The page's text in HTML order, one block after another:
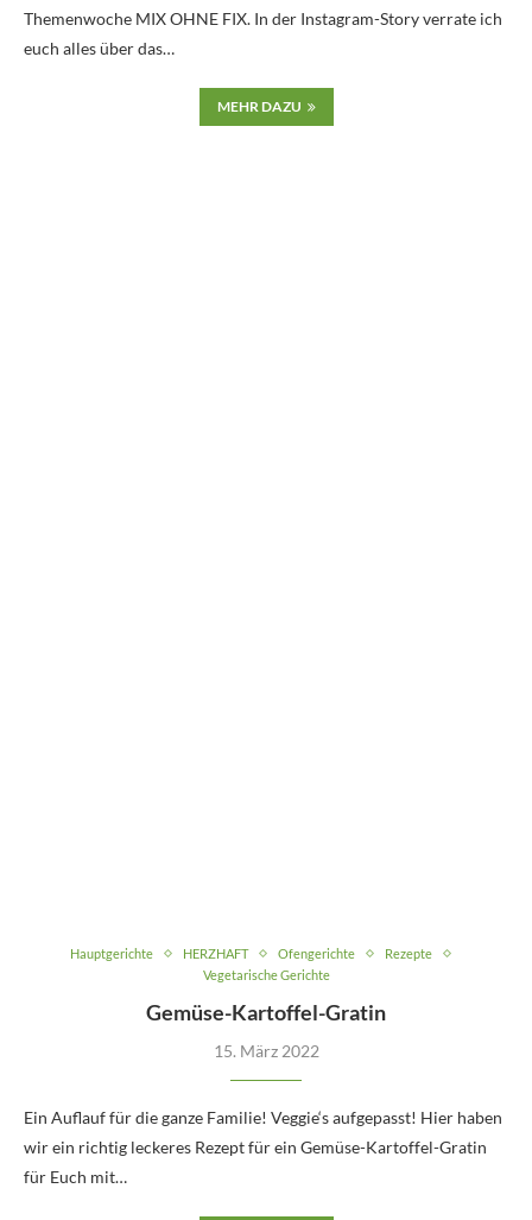
Themenwoche MIX OHNE FIX. In der Instagram-Story verrate ich
euch alles über das…
MEHR DAZU
Hauptgerichte HERZHAFT Ofengerichte
Rezepte
Vegetarische Gerichte
Gemüse-Kartoffel-Gratin
15. März 2022
Ein Auflauf für die ganze Familie! Veggie‘s aufgepasst! Hier haben
wir ein richtig leckeres Rezept für ein Gemüse-Kartoffel-Gratin
für Euch mit…